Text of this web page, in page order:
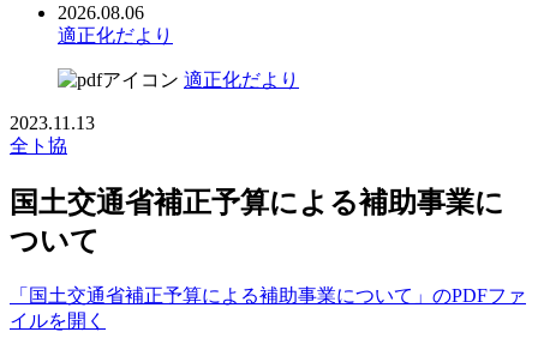
2026.08.06
適正化だより
適正化だより
2023.11.13
全ト協
国土交通省補正予算による補助事業に
ついて
「国土交通省補正予算による補助事業について」のPDFファ
イルを開く